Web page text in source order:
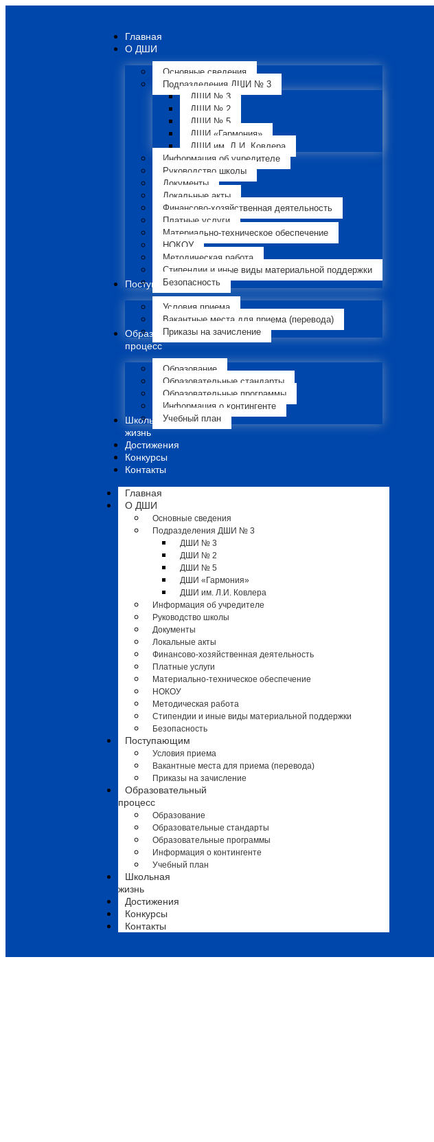
Главная
О ДШИ
Основные сведения
Подразделения ДШИ № 3
ДШИ № 3
ДШИ № 2
ДШИ № 5
ДШИ «Гармония»
ДШИ им. Л.И. Ковлера
Информация об учредителе
Руководство школы
Документы
Локальные акты
Финансово-хозяйственная деятельность
Платные услуги
Материально-техническое обеспечение
НОКОУ
Методическая работа
Стипендии и иные виды материальной поддержки
Безопасность
Поступающим
Условия приема
Вакантные места для приема (перевода)
Приказы на зачисление
Образовательный
процесс
Образование
Образовательные стандарты
Образовательные программы
Информация о контингенте
Учебный план
Школьная
жизнь
Достижения
Конкурсы
Контакты
Главная
О ДШИ
Основные сведения
Подразделения ДШИ № 3
ДШИ № 3
ДШИ № 2
ДШИ № 5
ДШИ «Гармония»
ДШИ им. Л.И. Ковлера
Информация об учредителе
Руководство школы
Документы
Локальные акты
Финансово-хозяйственная деятельность
Платные услуги
Материально-техническое обеспечение
НОКОУ
Методическая работа
Стипендии и иные виды материальной поддержки
Безопасность
Поступающим
Условия приема
Вакантные места для приема (перевода)
Приказы на зачисление
Образовательный
процесс
Образование
Образовательные стандарты
Образовательные программы
Информация о контингенте
Учебный план
Школьная
жизнь
Достижения
Конкурсы
Контакты